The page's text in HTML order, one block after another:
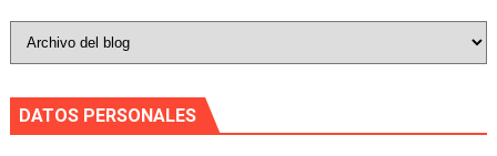
DATOS PERSONALES